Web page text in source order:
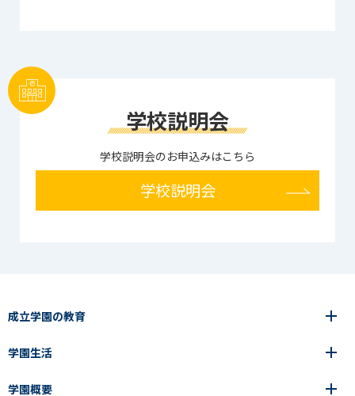
学校説明会
学校説明会のお申込みはこちら
学校説明会
成立学園の教育
6年間の一貫教育
高等学校
学園生活
年間行事
学園概要